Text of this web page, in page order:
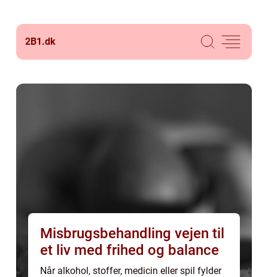
2B1.dk
Misbrugsbehandling vejen til
et liv med frihed og balance
Når alkohol, stoffer, medicin eller spil fylder